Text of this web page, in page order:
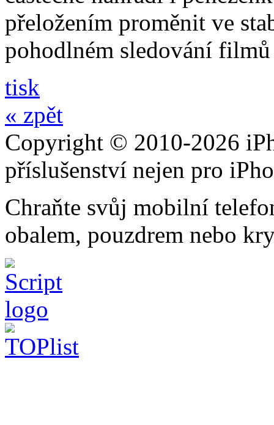
přeložením proměnit ve
pohodlném sledování
tisk
« zpět
Copyright © 2010-2026
příslušenství nejen pro
Chraňte svůj mobilní
obalem, pouzdrem nebo